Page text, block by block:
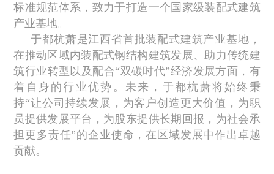
标准规范体系，致力于打造一个国家级装配式建筑
产业基地。
于都杭萧是江西省首批装配式建筑产业基地，
在推动区域内装配式钢结构建筑发展、助力传统建
筑行业转型以及配合“双碳时代”经济发展方面，有
着自身的行业优势。未来，于都杭萧将始终秉
持“让公司持续发展，为客户创造更大价值，为职
员提供发展平台，为股东提供长期回报，为社会承
担更多责任”的企业使命，在区域发展中作出卓越
贡献。